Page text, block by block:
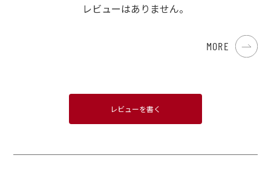
レビューはありません。
MORE
レビューを書く